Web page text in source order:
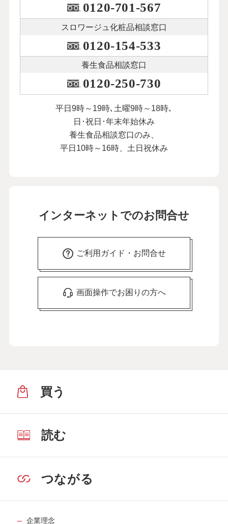
0120-701-567
スロワージュ化粧品相談窓口
0120-154-533
養生食品相談窓口
0120-250-730
平日9時～19時､土曜9時～18時､
日･祝日･年末年始休み
養生食品相談窓口のみ、
平日10時～16時、土日祝休み
インターネットでのお問合せ
ご利用ガイド・お問合せ
画面操作でお困りの方へ
買う
読む
つながる
企業理念